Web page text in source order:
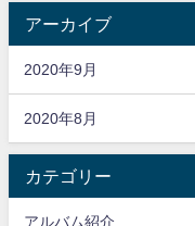
アーカイブ
2020年9月
2020年8月
カテゴリー
アルバム紹介